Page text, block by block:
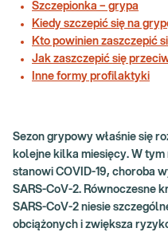
Szczepionka – grypa
Kiedy szczepić się na
Kto powinien zaszczepić
Jak zaszczepić się
Inne formy profilaktyki
Sezon grypowy właśnie się
kolejne kilka miesięcy. W
stanowi COVID-19, choroba
SARS-CoV-2. Równoczesne
SARS-CoV-2 niesie
obciążonych i zwiększa